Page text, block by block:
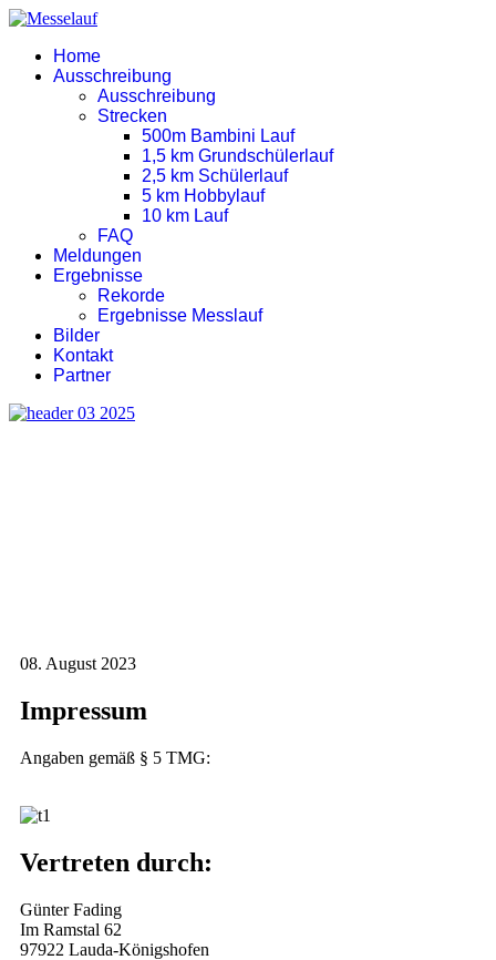
Home
Ausschreibung
Ausschreibung
Strecken
500m Bambini Lauf
1,5 km Grundschülerlauf
2,5 km Schülerlauf
5 km Hobbylauf
10 km Lauf
FAQ
Meldungen
Ergebnisse
Rekorde
Ergebnisse Messlauf
Bilder
Kontakt
Partner
08. August 2023
Impressum
Angaben gemäß § 5 TMG:
Vertreten durch:
Günter Fading
Im Ramstal 62
97922 Lauda-Königshofen